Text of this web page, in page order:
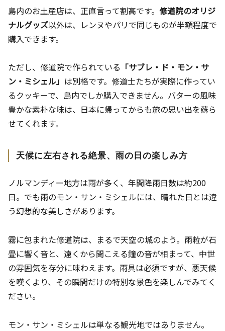
島内のお土産店は、正直言って割高です。 修道院のオリジ
ナルグッズ以外は、レンヌやパリで同じものが半額程度で
購入できます。
ただし、修道院で作られている 「サブレ・ド・モン・サ
ン・ミシェル」 は別格です。修道士たちが実際に作ってい
るクッキーで、島内でしか購入できません。バターの風味
豊かな素朴な味は、日本に帰ってからも旅の思い出を蘇ら
せてくれます。
天候に左右される絶景、雨の日の楽しみ方
ノルマンディー地方は雨が多く、年間降雨日数は約200
日。でも雨のモン・サン・ミシェルには、晴れた日とは違
う幻想的な美しさがあります。
霧に包まれた修道院は、まるで天空の城のよう。雨粒が石
畳に響く音と、遠くから聞こえる鐘の音が相まって、中世
の雰囲気を存分に味わえます。雨具は必須ですが、悪天候
を嘆くより、その瞬間だけの特別な景色を楽しんでみてく
ださい。
モン・サン・ミシェルは単なる観光地ではありません。